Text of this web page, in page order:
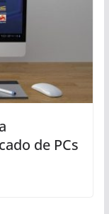
de PCs